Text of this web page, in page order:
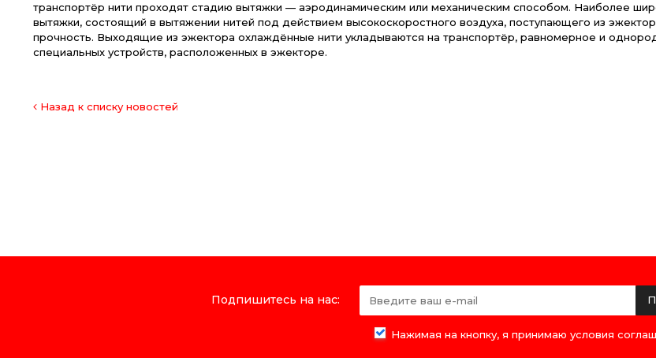
транспортёр нити проходят стадию вытяжки — аэродинамическим или механическим способом. Наиболее
вытяжки, состоящий в вытяжении нитей под действием высокоскоростного воздуха, поступающего из
прочность. Выходящие из эжектора охлаждённые нити укладываются на транспортёр, равномерное и
специальных устройств, расположенных в эжекторе.
Назад к списку новостей
Подпишитесь на нас:
Нажимая на кнопку, я принимаю условия